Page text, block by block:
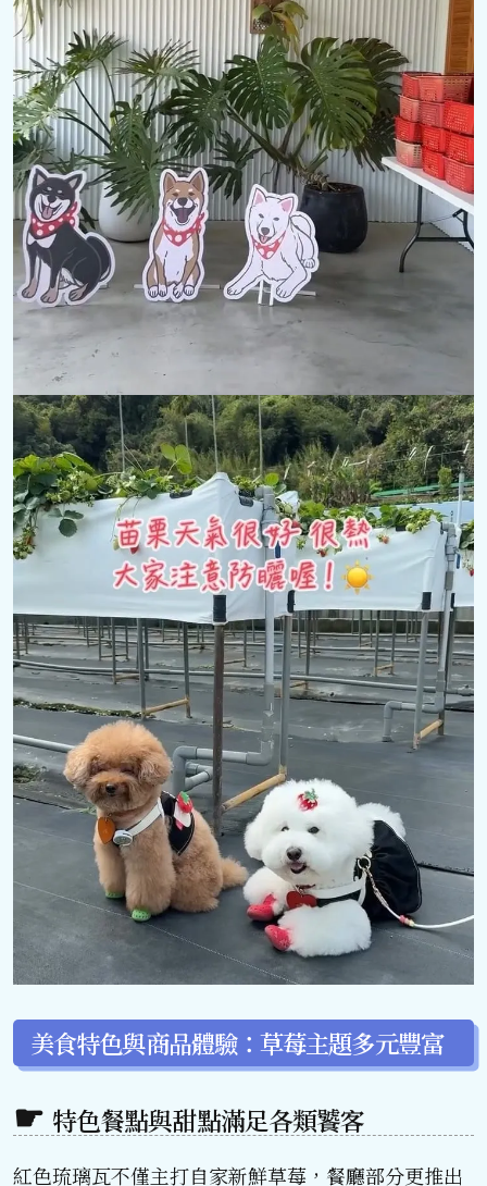
美食特色與商品體驗：草莓主題多元豐富
特色餐點與甜點滿足各類饕客
紅色琉璃瓦不僅主打自家新鮮草莓，餐廳部分更推出